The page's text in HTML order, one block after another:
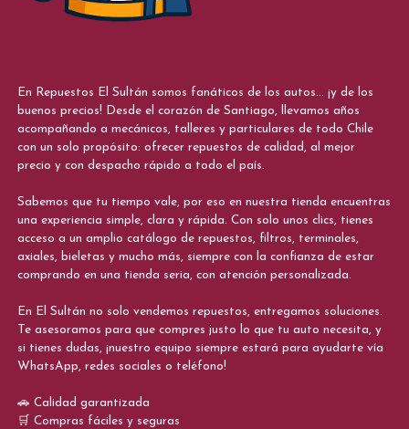
En Repuestos El Sultán somos fanáticos de los autos... ¡y de los
buenos precios! Desde el corazón de Santiago, llevamos años
acompañando a mecánicos, talleres y particulares de todo Chile
con un solo propósito: ofrecer repuestos de calidad, al mejor
precio y con despacho rápido a todo el país.
Sabemos que tu tiempo vale, por eso en nuestra tienda encuentras
una experiencia simple, clara y rápida. Con solo unos clics, tienes
acceso a un amplio catálogo de repuestos, filtros, terminales,
axiales, bieletas y mucho más, siempre con la confianza de estar
comprando en una tienda seria, con atención personalizada.
En El Sultán no solo vendemos repuestos, entregamos soluciones.
Te asesoramos para que compres justo lo que tu auto necesita, y
si tienes dudas, ¡nuestro equipo siempre estará para ayudarte vía
WhatsApp, redes sociales o teléfono!
🚗 Calidad garantizada
🛒 Compras fáciles y seguras